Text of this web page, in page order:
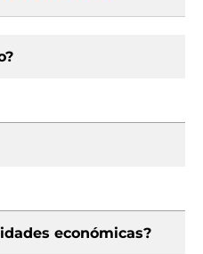
económicas?